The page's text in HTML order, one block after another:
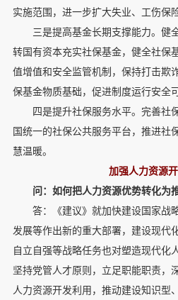
实施范围，进一步扩大失业、工伤保
三是提高基金长期支撑能力。健
转国有资本充实社保基金，健全社保
值增值和安全监管机制，保持打击欺
保基金物质基础，促进制度运行安全
四是提升社保服务水平。完善社
国统一的社保公共服务平台，推进社
慧温暖。
加强人力资源
问：如何把人力资源优势转化为
答：《建议》就加快建设国家战
发展等作出新的重大部署，建设现代
自立自强等战略任务也对塑造现代化
坚持党管人才原则，立足职能职责，
人力资源开发利用，推动建设知识型